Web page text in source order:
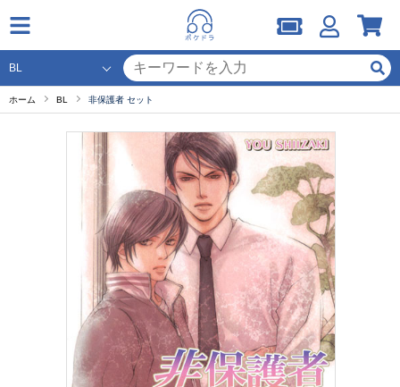
ホーム BL 非保護者 セット